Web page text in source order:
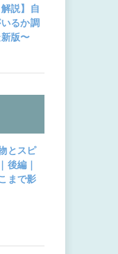
説】自
るか調
版〜
とスピ
後編｜
まで影